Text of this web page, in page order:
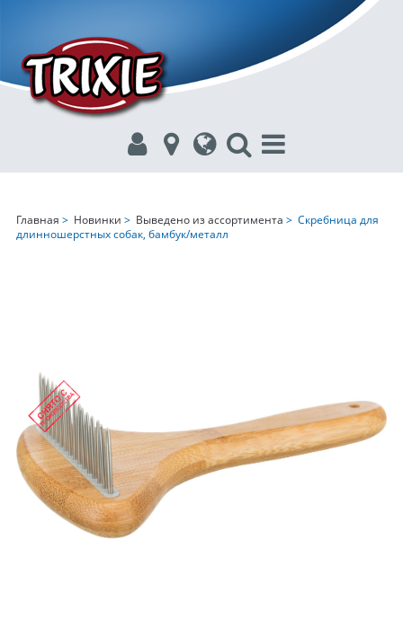
Главная > Новинки > Выведено из ассортимента > Скребница для
длинношерстных собак, бамбук/металл